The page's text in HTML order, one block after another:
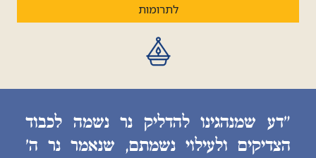
לתרומות
״דע שמנהגינו להדליק נר נשמה לכבוד
הצדיקים ולעילוי נשמתם, שנאמר נר ה׳